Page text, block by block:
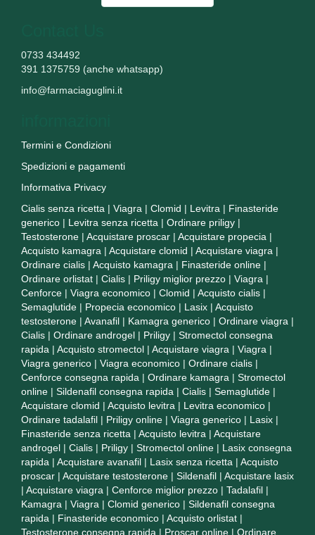
0733 434492
391 1375759 (anche whatsapp)
info@farmaciaguglini.it
Termini e Condizioni
Spedizioni e pagamenti
Informativa Privacy
Cialis senza ricetta | Viagra | Clomid | Levitra | Finasteride
generico | Levitra senza ricetta | Ordinare priligy |
Testosterone | Acquistare proscar | Acquistare propecia |
Acquisto kamagra | Acquistare clomid | Acquistare viagra |
Ordinare cialis | Acquisto kamagra | Finasteride online |
Ordinare orlistat | Cialis | Priligy miglior prezzo | Viagra |
Cenforce | Viagra economico | Clomid | Acquisto cialis |
Semaglutide | Propecia economico | Lasix | Acquisto
testosterone | Avanafil | Kamagra generico | Ordinare viagra |
Cialis | Ordinare androgel | Priligy | Stromectol consegna
rapida | Acquisto stromectol | Acquistare viagra | Viagra |
Viagra generico | Viagra economico | Ordinare cialis |
Cenforce consegna rapida | Ordinare kamagra | Stromectol
online | Sildenafil consegna rapida | Cialis | Semaglutide |
Acquistare clomid | Acquisto levitra | Levitra economico |
Ordinare tadalafil | Priligy online | Viagra generico | Lasix |
Finasteride senza ricetta | Acquisto levitra | Acquistare
androgel | Cialis | Priligy | Stromectol online | Lasix consegna
rapida | Acquistare avanafil | Lasix senza ricetta | Acquisto
proscar | Acquistare testosterone | Sildenafil | Acquistare lasix
| Acquistare viagra | Cenforce miglior prezzo | Tadalafil |
Kamagra | Viagra | Clomid generico | Sildenafil consegna
rapida | Finasteride economico | Acquisto orlistat |
Testosterone consegna rapida | Proscar online | Ordinare